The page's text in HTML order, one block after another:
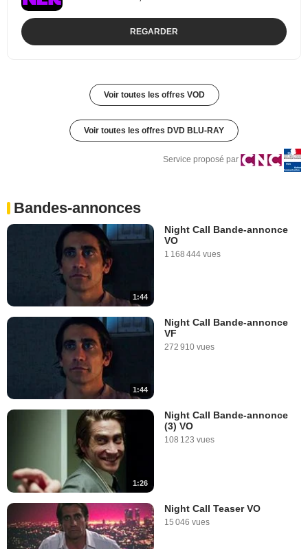
REGARDER
Voir toutes les offres VOD
Voir toutes les offres DVD BLU-RAY
Service proposé par
Bandes-annonces
1:44
Night Call Bande-annonce
VO
1 168 444 vues
1:44
Night Call Bande-annonce
VF
272 910 vues
1:26
Night Call Bande-annonce
(3) VO
108 123 vues
Night Call Teaser VO
15 046 vues